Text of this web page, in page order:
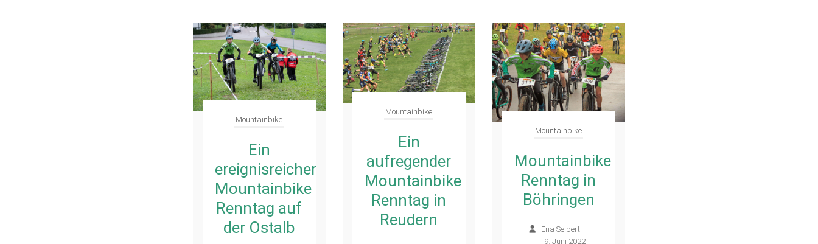
Mountainbike
Ein
ereignisreicher
Mountainbike
Renntag auf
der Ostalb
Mountainbike
Ein
aufregender
Mountainbike
Renntag in
Reudern
Mountainbike
Mountainbike
Renntag in
Böhringen
Ena Seibert
–
9. Juni 2022